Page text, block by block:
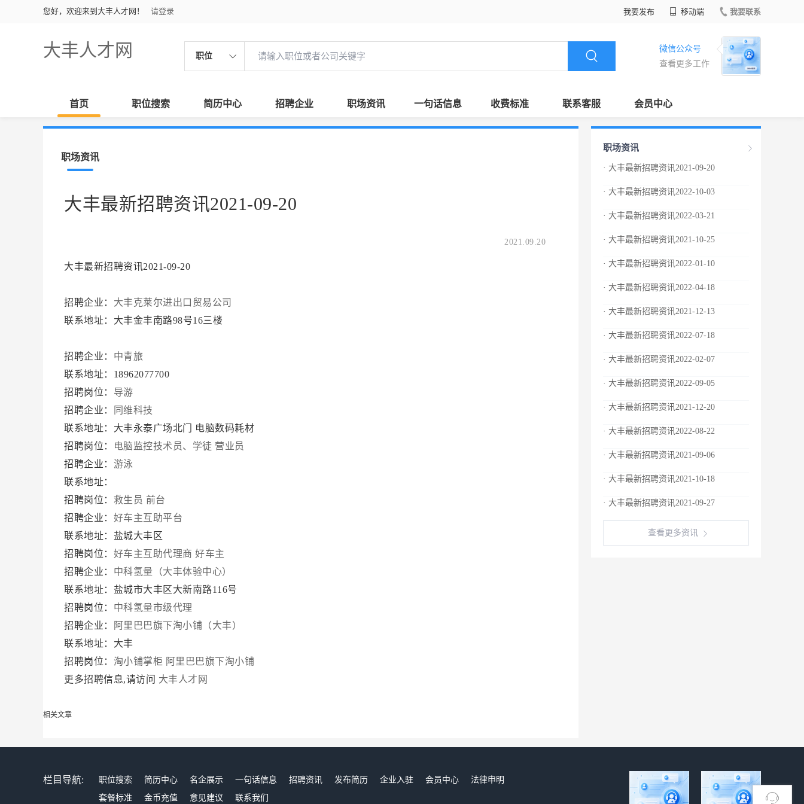
您好，欢迎来到大丰人才网！ 请登录 我要发布 移动端 我要联系
大丰人才网 职位
微信公众号
查看更多工作
首页 职位搜索 简历中心 招聘企业 职场资讯 一句话信息 收费标准 联系客服 会员中心
职场资讯
大丰最新招聘资讯2021-09-20
2021.09.20
大丰最新招聘资讯2021-09-20
招聘企业： 大丰克莱尔进出口贸易公司
联系地址：大丰金丰南路98号16三楼
招聘企业： 中青旅
联系地址：18962077700
招聘岗位： 导游
招聘企业：
同维科技
联系地址：大丰永泰广场北门 电脑数码耗材
招聘岗位：
电脑监控技术员、学徒 营业员
招聘企业： 游泳
联系地址：
招聘岗位： 救生员 前台
招聘企业： 好车主互助平台
联系地址：盐城大丰区
招聘岗位： 好车主互助代理商 好车主
招聘企业： 中科氢量（大丰体验中心）
联系地址：盐城市大丰区大新南路116号
招聘岗位： 中科氢量市级代理
招聘企业：
阿里巴巴旗下淘小铺（大丰）
联系地址：大丰
招聘岗位： 淘小铺掌柜 阿里巴巴旗下淘小铺
更多招聘信息,请访问 大丰人才网
相关文章
职场资讯
· 大丰最新招聘资讯2021-09-20
· 大丰最新招聘资讯2022-10-03
· 大丰最新招聘资讯2022-03-21
· 大丰最新招聘资讯2021-10-25
· 大丰最新招聘资讯2022-01-10
· 大丰最新招聘资讯2022-04-18
· 大丰最新招聘资讯2021-12-13
· 大丰最新招聘资讯2022-07-18
· 大丰最新招聘资讯2022-02-07
· 大丰最新招聘资讯2022-09-05
· 大丰最新招聘资讯2021-12-20
· 大丰最新招聘资讯2022-08-22
· 大丰最新招聘资讯2021-09-06
· 大丰最新招聘资讯2021-10-18
· 大丰最新招聘资讯2021-09-27
查看更多资讯
栏目导航: 职位搜索 简历中心 名企展示 一句话信息 招聘资讯 发布简历 企业入驻 会员中心
法律申明
套餐标准
金币充值 意见建议 联系我们